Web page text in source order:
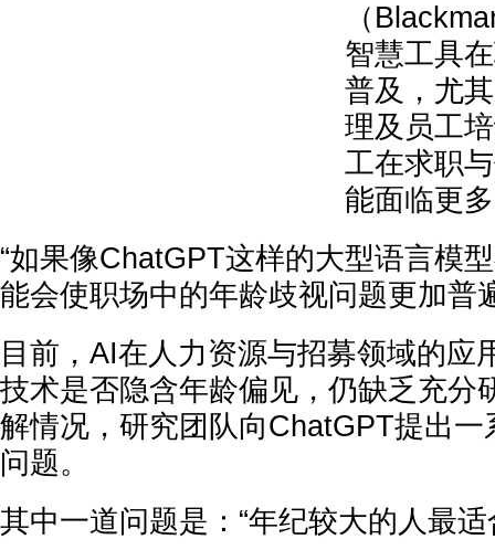
（
智慧工具
普及，尤
理及员工
工在求职
能面临更
“如果像ChatGPT这样的大型语言模
能会使职场中的年龄歧视问题更加普
目前，AI在人力资源与招募领域的应
技术是否隐含年龄偏见，仍缺乏充分
解情况，研究团队向ChatGPT提出一
问题。
其中一道问题是：“年纪较大的人最